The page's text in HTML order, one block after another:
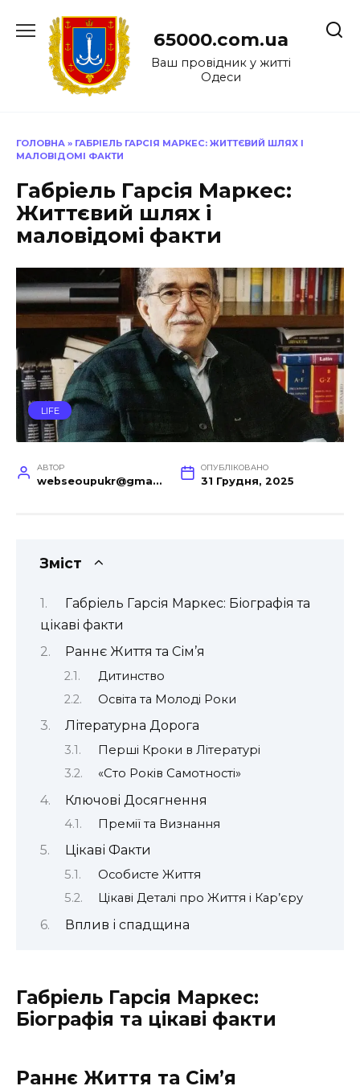
до
65000.com.ua
Ваш провідник у житті
Одеси
ГОЛОВНА » ГАБРІЕЛЬ ГАРСІЯ МАРКЕС: ЖИТТЄВИЙ ШЛЯХ І
МАЛОВІДОМІ ФАКТИ
Габріель Гарсія Маркес:
Життєвий шлях і
маловідомі факти
LIFE
АВТОР
webseoupukr@gmail.com
ОПУБЛІКОВАНО
31 Грудня, 2025
Зміст
Габріель Гарсія Маркес: Біографія та
цікаві факти
Раннє Життя та Сім’я
Дитинство
Освіта та Молоді Роки
Літературна Дорога
Перші Кроки в Літературі
«Сто Років Самотності»
Ключові Досягнення
Премії та Визнання
Цікаві Факти
Особисте Життя
Цікаві Деталі про Життя і Кар’єру
Вплив і спадщина
Габріель Гарсія Маркес:
Біографія та цікаві факти
Раннє Життя та Сім’я